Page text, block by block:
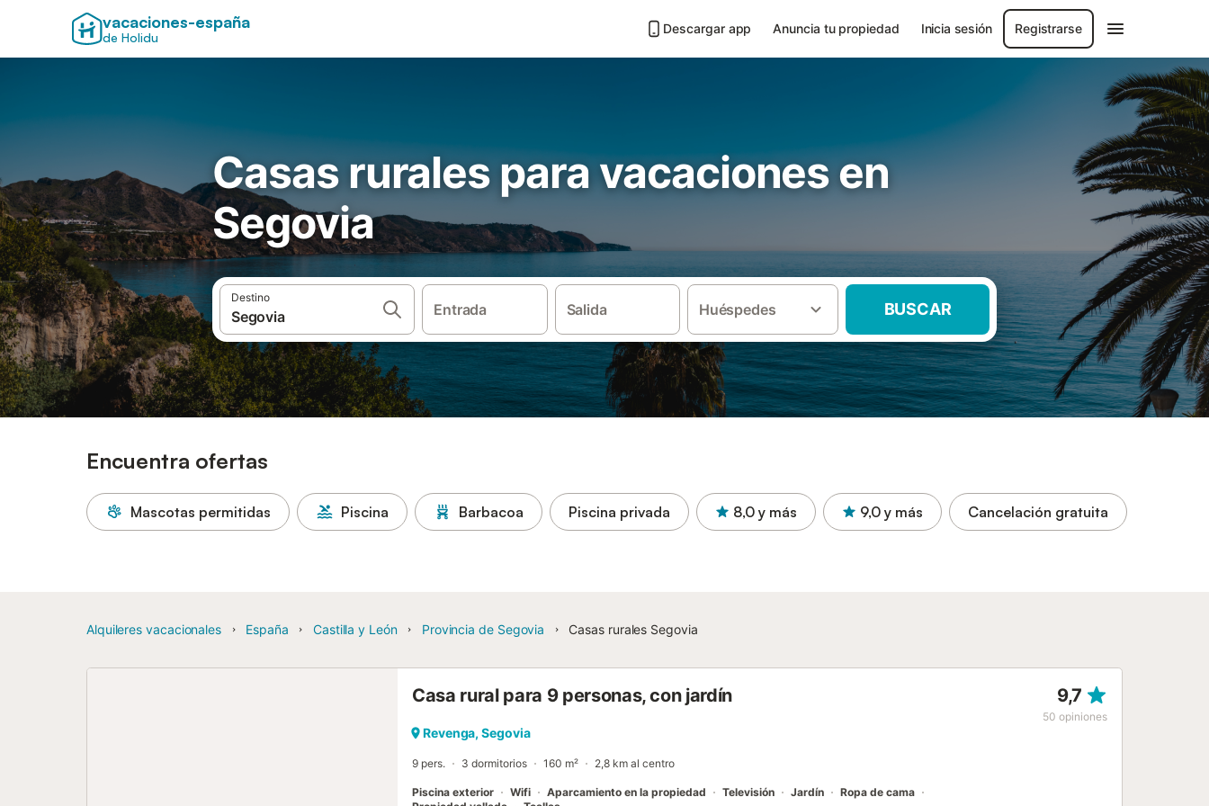
vacaciones-españa
de Holidu
Descargar app Anuncia tu propiedad Inicia sesión Registrarse
Casas rurales para vacaciones en
Segovia
Destino
Entrada Salida Huéspedes BUSCAR
Encuentra ofertas
Mascotas permitidas Piscina Barbacoa Piscina privada 8,0 y más 9,0 y más Cancelación gratuita
Alquileres vacacionales España Castilla y León Provincia de Segovia Casas rurales Segovia
Casa rural para 9 personas, con jardín 9,7
50 opiniones
Revenga, Segovia
9 pers. 3 dormitorios 160 m² 2,8 km al centro
Piscina exterior Wifi Aparcamiento en la propiedad Televisión Jardín
Ropa de cama